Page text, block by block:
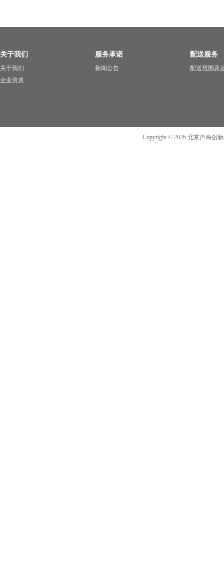
关于我们
关于我们
企业资质
服务承诺
新闻公告
配送服务
配送范围及
Copyright © 2026 北京声海创